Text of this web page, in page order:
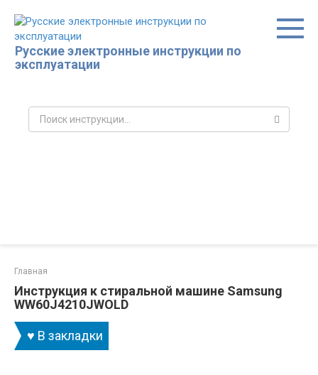
контенту
Русские электронные инструкции по
эксплуатации
Поиск:
Главная
Инструкция к стиральной машине Samsung
WW60J4210JWOLD
♥ В закладки